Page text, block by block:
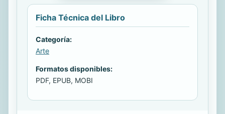
Ficha Técnica del Libro
Categoría:
Arte
Formatos disponibles:
PDF, EPUB, MOBI